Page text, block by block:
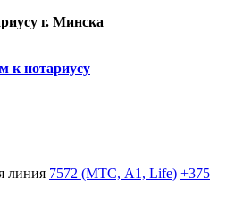
г. Минска
к нотариусу
линия 7572 (МТС, A1, Life) +375